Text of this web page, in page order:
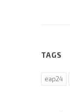
TAGS
eap24